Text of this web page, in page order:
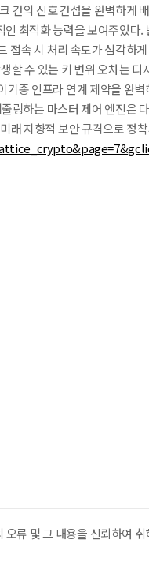
간의 신호 간섭을 완벽하게
최적화 능력을 보여주었다
접속 시 처리 속도가 심각하
수 있는 키 변위 오차는
기종 인프라 연계 제약을 완
링하는 마스터 제어 엔진은
래 지향적 보안 규격으로 정
류 및 그 내용을 신뢰하여